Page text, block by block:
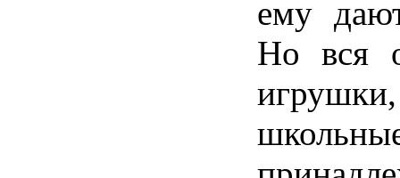
ему
Но вся